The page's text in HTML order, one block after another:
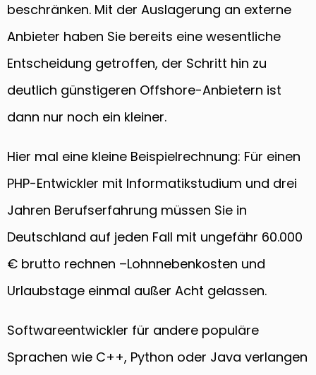
beschränken. Mit der Auslagerung an externe
Anbieter haben Sie bereits eine wesentliche
Entscheidung getroffen, der Schritt hin zu
deutlich günstigeren Offshore-Anbietern ist
dann nur noch ein kleiner.
Hier mal eine kleine Beispielrechnung: Für einen
PHP-Entwickler mit Informatikstudium und drei
Jahren Berufserfahrung müssen Sie in
Deutschland auf jeden Fall mit ungefähr 60.000
€ brutto rechnen –Lohnnebenkosten und
Urlaubstage einmal außer Acht gelassen.
Softwareentwickler für andere populäre
Sprachen wie C++, Python oder Java verlangen